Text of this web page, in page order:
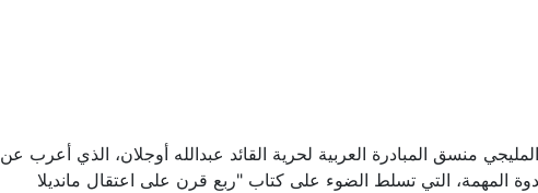
منسق المبادرة العربية لحرية القائد عبدالله أوجلان، الذي أعرب عن
المهمة، التي تسلط الضوء على كتاب "ربع قرن على اعتقال مانديلا